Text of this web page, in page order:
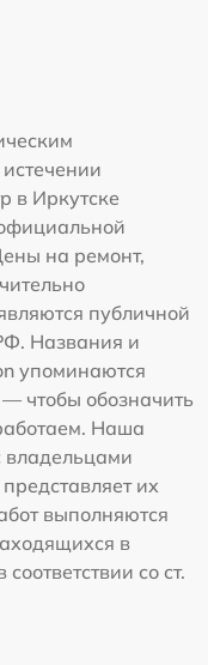
в Иркутске
на ремонт,
публичной
Названия и
упоминаются
чтобы обозначить
Наша
их
выполняются
в
со ст.